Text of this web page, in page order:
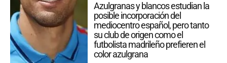
Azulgranas y blancos estudian la
posible incorporación del
mediocentro español, pero tanto
su club de origen como el
futbolista madrileño prefieren el
color azulgrana